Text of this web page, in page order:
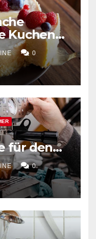
Kuchen
0
für den
0